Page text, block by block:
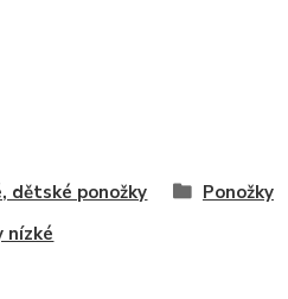
dětské ponožky Ponožky
nízké